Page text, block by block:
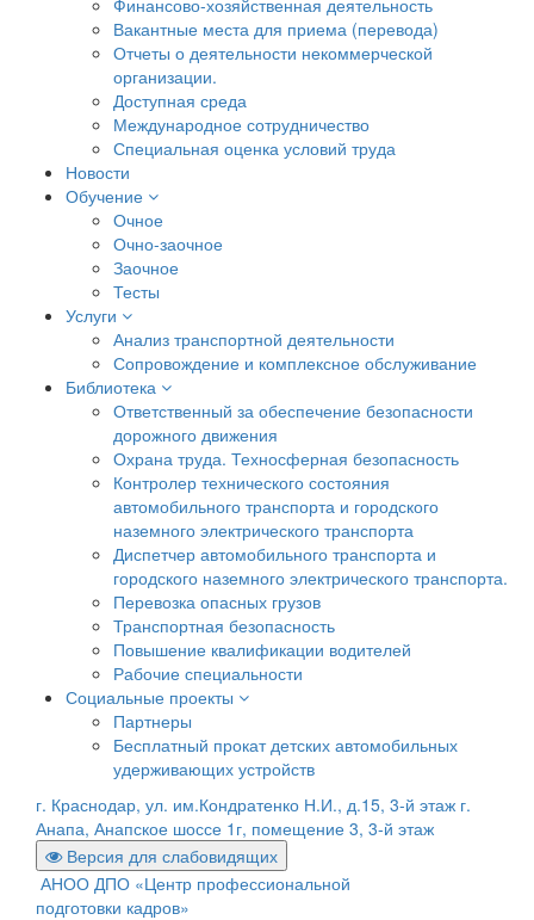
Финансово-хозяйственная деятельность
Вакантные места для приема (перевода)
Отчеты о деятельности некоммерческой
организации.
Доступная среда
Международное сотрудничество
Специальная оценка условий труда
Новости
Обучение
Очное
Очно-заочное
Заочное
Тесты
Услуги
Анализ транспортной деятельности
Сопровождение и комплексное обслуживание
Библиотека
Ответственный за обеспечение безопасности
дорожного движения
Охрана труда. Техносферная безопасность
Контролер технического состояния
автомобильного транспорта и городского
наземного электрического транспорта
Диспетчер автомобильного транспорта и
городского наземного электрического транспорта.
Перевозка опасных грузов
Транспортная безопасность
Повышение квалификации водителей
Рабочие специальности
Социальные проекты
Партнеры
Бесплатный прокат детских автомобильных
удерживающих устройств
г. Краснодар, ул. им.Кондратенко Н.И., д.15, 3-й этаж г.
Анапа, Анапское шоссе 1г, помещение 3, 3-й этаж
Версия для слабовидящих
АНОО ДПО «Центр профессиональной
подготовки кадров»